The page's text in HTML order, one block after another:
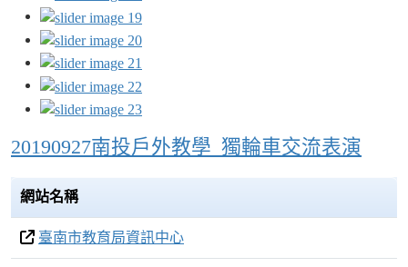
20190927南投戶外教學_獨輪車交流表演
網站名稱
臺南市教育局資訊中心